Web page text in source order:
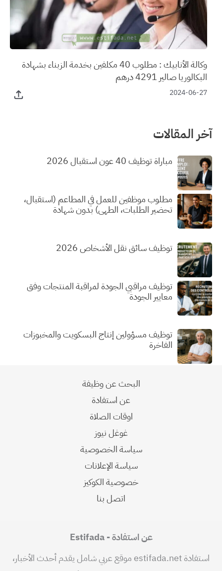
وكالة الأنابيك : مطلوب 40 مكلفين بخدمة الزبناء بشهادة
البكالوريا صالير 4291 درهم
2024-06-27
آخر المقالات
مباراة توظيف 40 عون استقبال 2026
مطلوب موظفين للعمل في المطاعم (استقبال،
تحضير الطلبات، الطهي) بدون شهادة
توظيف سائق نقل الأشخاص 2026
توظيف مراقبي الجودة لمراقبة المنتجات وفق
معايير الجودة
توظيف مسؤولين إنتاج البسكويت والمخبوزات
الفاخرة
البحث عن وظيفة
عن استفادة
اوقات الصلاة
غوغل نيوز
سياسة الخصوصية
سياسة الإعلانات
خصوصية الكوكيز
اتصل بنا
عن استفادة - Estifada
استفادة estifada.net موقع عربي شامل يقدم أحدث الأخبار،